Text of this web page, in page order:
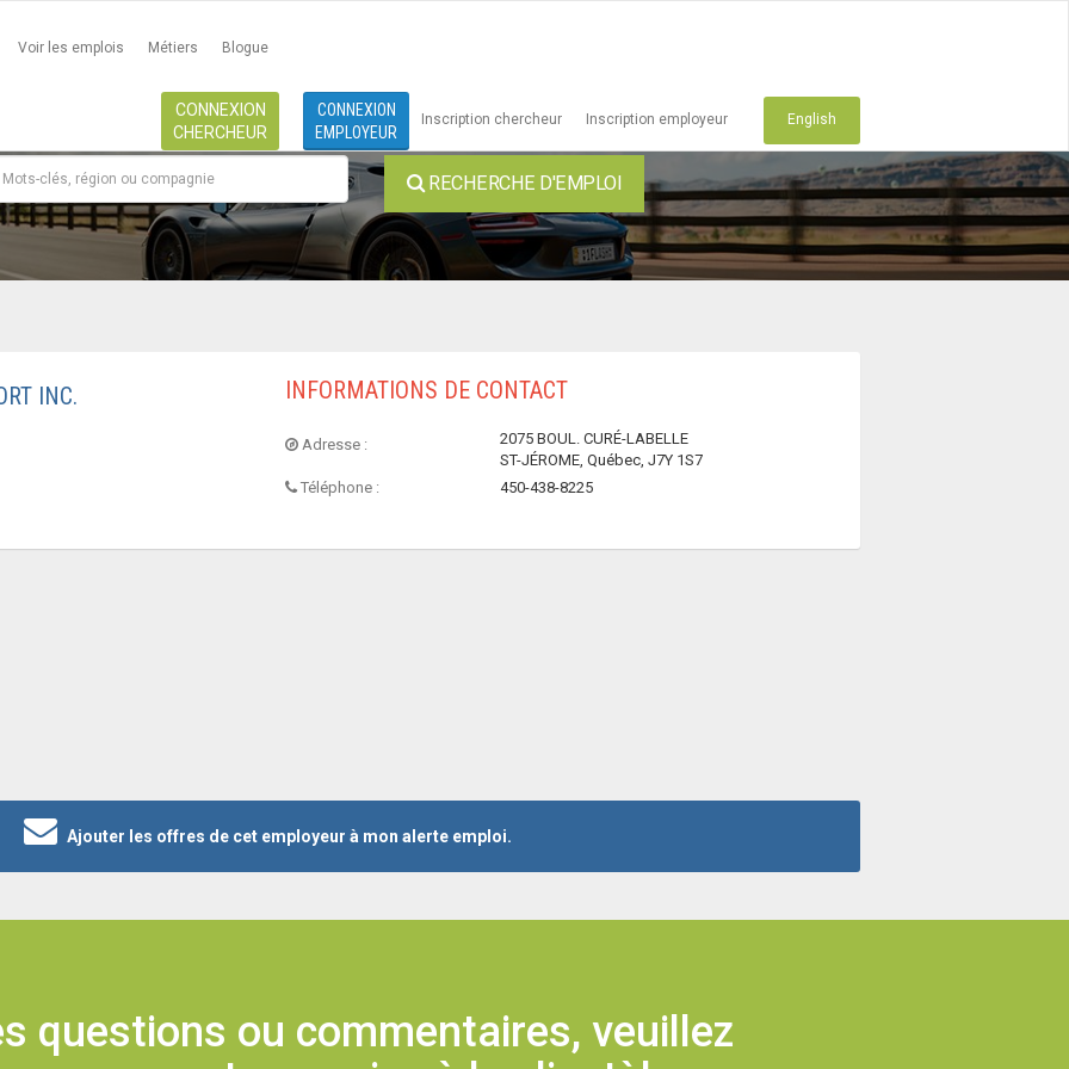
Voir les emplois Métiers Blogue
CONNEXION
CHERCHEUR
CONNEXION
EMPLOYEUR
Inscription chercheur Inscription employeur English
RECHERCHE D'EMPLOI
INC. INFORMATIONS DE CONTACT
Adresse :
2075 BOUL. CURÉ-LABELLE
ST-JÉROME, Québec, J7Y 1S7
Téléphone :
450-438-8225
Ajouter les offres de cet employeur à mon alerte emploi.
questions ou commentaires, veuillez